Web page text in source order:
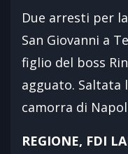
Due arresti per
San Giovanni a
figlio del boss
agguato. Saltata
camorra di
REGIONE, FDI